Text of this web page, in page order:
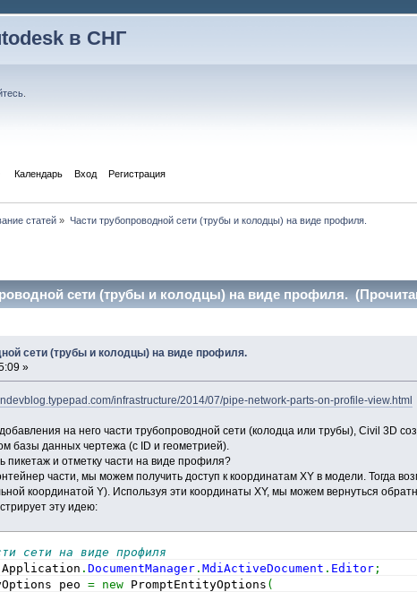
в СНГ
Календарь Вход Регистрация
статей » Части трубопроводной сети (трубы и колодцы) на виде профиля.
сети (трубы и колодцы) на виде профиля.
сети (трубы и колодцы) на виде профиля.
»
infrastructure/2014/07/pipe-network-parts-on-profile-view.html
на него части трубопроводной сети (колодца или трубы), Civil 3D
базы данных чертежа (с ID и геометрией).
пикетаж и отметку части на виде профиля?
части, мы можем получить доступ к координатам XY в модели. Тогда
координатой Y). Используя эти координаты XY, мы можем вернуться
эту идею:
сети на виде профиля
Application .DocumentManager .MdiActiveDocument . Editor ;
peo = new PromptEntityOptions (